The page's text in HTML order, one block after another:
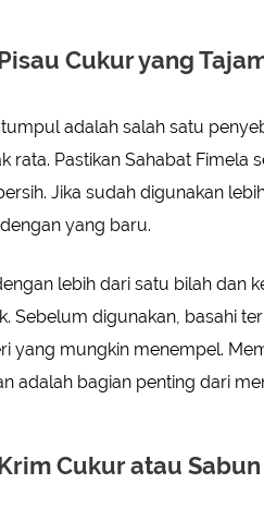
Cukur yang
adalah salah satu
rata. Pastikan Sahabat Fimela
Jika sudah digunakan
yang baru.
lebih dari satu bilah dan
Sebelum digunakan, basahi
yang mungkin menempel.
adalah bagian penting dari
Cukur atau